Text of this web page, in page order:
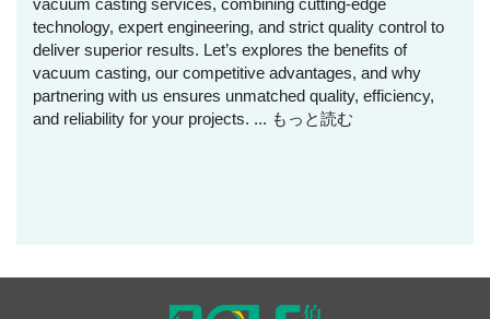
vacuum casting services, combining cutting-edge
technology, expert engineering, and strict quality control to
deliver superior results. Let’s explores the benefits of
vacuum casting, our competitive advantages, and why
partnering with us ensures unmatched quality, efficiency,
and reliability for your projects. ... もっと読む